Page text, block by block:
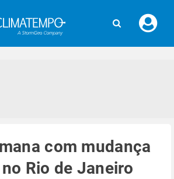
seu
com mudança
Rio de Janeiro